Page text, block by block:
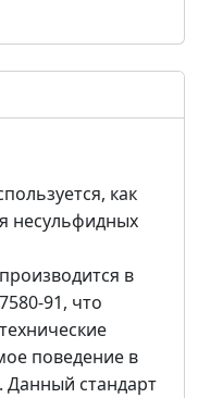
как
несульфидных
в
91, что
поведение в
Данный стандарт